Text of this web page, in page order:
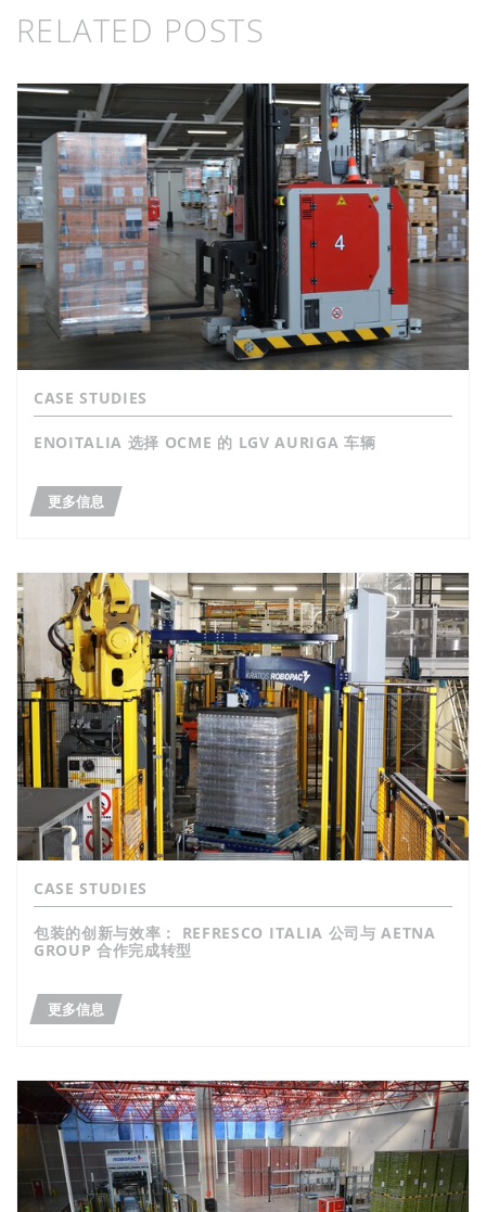
RELATED POSTS
CASE STUDIES
ENOITALIA 选择 OCME 的 LGV AURIGA 车辆
更多信息
CASE STUDIES
包装的创新与效率： REFRESCO ITALIA 公司与 AETNA
GROUP 合作完成转型
更多信息